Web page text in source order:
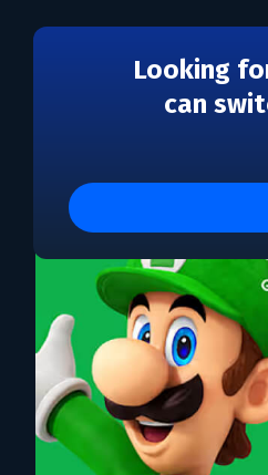
Looking
can
Каталог